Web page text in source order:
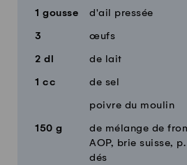
1 gousse d'ail pressée
3 œufs
2 dl de lait
1 cc de sel
poivre du moulin
150 g
de mélange de
AOP, brie suisse,
dés